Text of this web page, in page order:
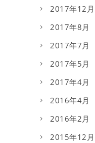
2017年12月
2017年8月
2017年7月
2017年5月
2017年4月
2016年4月
2016年2月
2015年12月